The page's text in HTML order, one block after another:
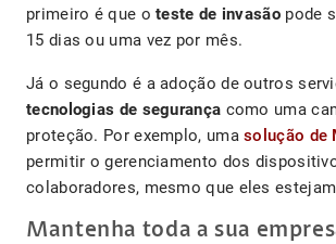
primeiro é que oteste de invasão pode
15 dias ou uma vez por mês.
Já o segundo é a adoção de outros
tecnologias de segurança como uma
proteção. Por exemplo, umasolução de
permitir o gerenciamento dos
colaboradores, mesmo que eles
Mantenha toda a sua